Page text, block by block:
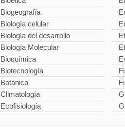
Biogeografía
Biología celular
Biología del desarrollo
Biología Molecular
Bioquímica
Biotecnología
Botánica
Climatología
Ecofisiología